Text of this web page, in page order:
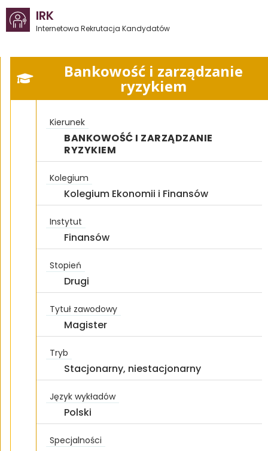
IRK
Internetowa Rekrutacja Kandydatów
Bankowość i zarządzanie
ryzykiem
Kierunek
BANKOWOŚĆ I ZARZĄDZANIE
RYZYKIEM
Kolegium
Kolegium Ekonomii i Finansów
Instytut
Finansów
Stopień
Drugi
Tytuł zawodowy
Magister
Tryb
Stacjonarny, niestacjonarny
Język wykładów
Polski
Specjalności